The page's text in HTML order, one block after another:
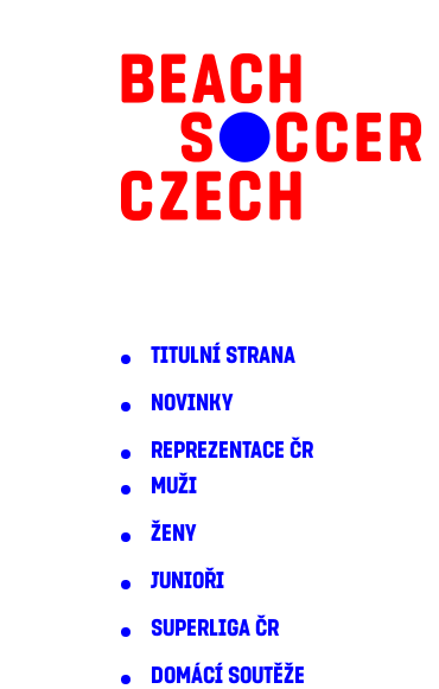
TITULNÍ STRANA
NOVINKY
REPREZENTACE ČR
MUŽI
ŽENY
JUNIOŘI
SUPERLIGA ČR
DOMÁCÍ SOUTĚŽE